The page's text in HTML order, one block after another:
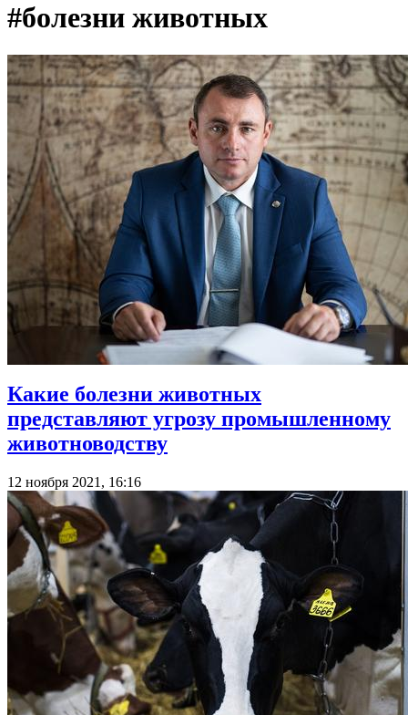
#болезни животных
Какие болезни животных
представляют угрозу промышленному
животноводству
12 ноября 2021, 16:16